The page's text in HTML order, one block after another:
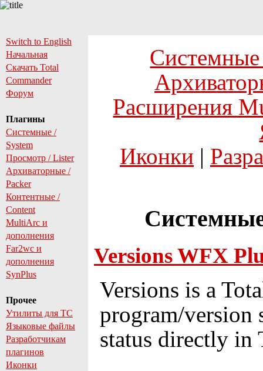
Switch to English
Начальная
Скачать Total
Commander
Форум
Плагины
Системные /
System
Просмотр / Lister
Архиваторные /
Packer
Контентные /
Content
MultiArc и
дополнения
Far2wc и
дополнения
SynPlus
Прочее
Утилиты для TC
Языковые файлы
Разработчикам
плагинов
Иконки
Расширения
Иконки |
Versions WFX
Versions is a
program/version
status directly in